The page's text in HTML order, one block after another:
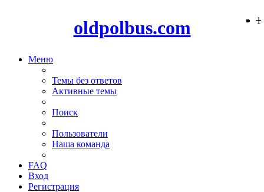
oldpolbus.com
Меню
Темы без ответов
Активные темы
Поиск
Пользователи
Наша команда
FAQ
Вход
Регистрация
−
−
−
−
−
1
−
−
−
−
−
−
−
−
−
−
−
−
−
−